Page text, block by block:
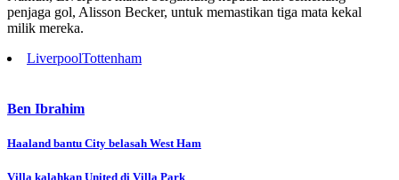
penjaga gol, Alisson Becker, untuk memastikan tiga mata kekal
milik mereka.
LiverpoolTottenham
Ben Ibrahim
Post
navigation
Haaland bantu City belasah West Ham
Villa kalahkan United di Villa Park